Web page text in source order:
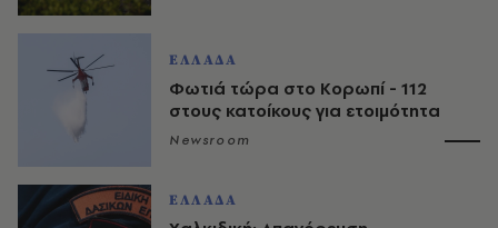
ΕΛΛΑΔΑ
Φωτιά τώρα στο Κορωπί - 112
στους κατοίκους για ετοιμότητα
Newsroom
ΕΛΛΑΔΑ